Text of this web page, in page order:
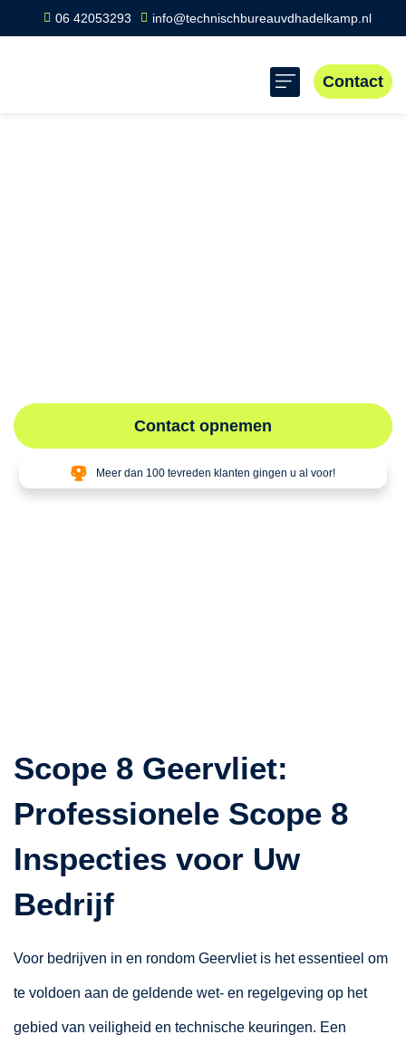
06 42053293 info@technischbureauvdhadelkamp.nl
Contact
Contact opnemen
Meer dan 100 tevreden klanten gingen u al voor!
Scope 8 Geervliet:
Professionele Scope 8
Inspecties voor Uw
Bedrijf
Voor bedrijven in en rondom Geervliet is het essentieel om
te voldoen aan de geldende wet- en regelgeving op het
gebied van veiligheid en technische keuringen. Een